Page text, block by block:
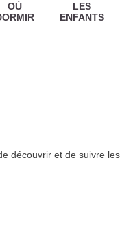
OÙ
LES
ENFANTS
découvrir et de suivre